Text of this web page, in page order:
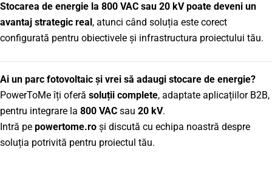
Stocarea de energie la 800 VAC sau 20 kV poate deveni un
avantaj strategic real , atunci când soluția este corect
configurată pentru obiectivele și infrastructura proiectului tău.
Ai un parc fotovoltaic și vrei să adaugi stocare de energie?
PowerToMe îți oferă soluții complete, adaptate aplicațiilor B2B,
pentru integrare la 800 VAC sau 20 kV.
Intră pe powertome.ro și discută cu echipa noastră despre
soluția potrivită pentru proiectul tău.